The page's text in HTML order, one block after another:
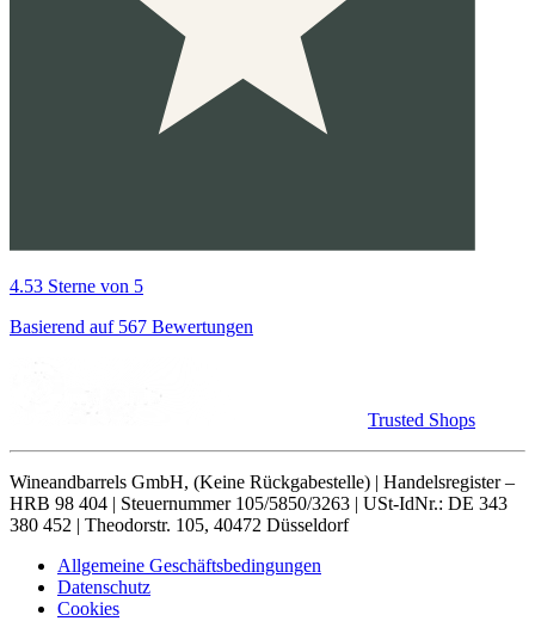
4.53 Sterne von 5
Basierend auf 567 Bewertungen
Trusted Shops
Wineandbarrels GmbH, (Keine Rückgabestelle) | Handelsregister –
HRB 98 404 | Steuernummer 105/5850/3263 | USt-IdNr.: DE 343
380 452 | Theodorstr. 105, 40472 Düsseldorf
Allgemeine Geschäftsbedingungen
Datenschutz
Cookies